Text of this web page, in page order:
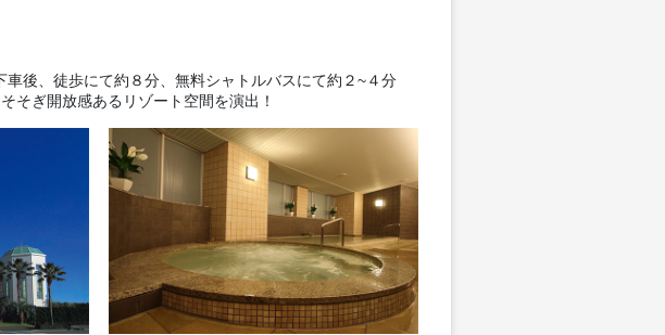
後、徒歩にて約８分、無料シャトルバスにて約２~４分
そぎ開放感あるリゾート空間を演出！